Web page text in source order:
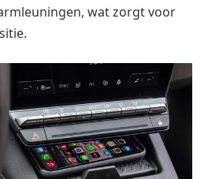
wat zorgt voor